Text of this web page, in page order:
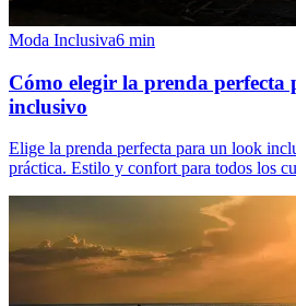
Moda Inclusiva6 min
Cómo elegir la prenda perfecta
inclusivo
Elige la prenda perfecta para un look
práctica. Estilo y confort para todos los